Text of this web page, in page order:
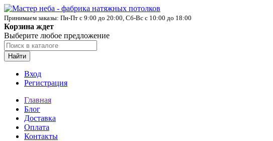
Принимаем заказы: Пн-Пт с 9:00 до 20:00, Сб-Вс с 10:00 до 18:00
Корзина ждет
Выберите любое предложение
Найти
Вход
Регистрация
Главная
Блог
Доставка
Оплата
Контакты